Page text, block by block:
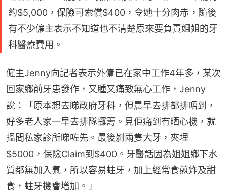
約$5,000，保險可索償$400，令她十分肉赤，隨後
有不少僱主表示不知道也不清楚原來要負責姐姐的牙
科醫療費用。
僱主Jenny向記者表示外傭已在家中工作4年多，某次
回家鄉前牙患發作，又腫又痛致無心工作，Jenny
說：「原本想去睇政府牙科，但晨早去排都排唔到，
好多老人家一早去排隊攞籌。見佢痛到冇晒心機，就
搵間私家診所睇咗先。最後剝兩隻大牙，夾埋
$5000，保險Claim到$400。牙醫話因為姐姐鄉下水
質都無加入氟，所以容易蛀牙，加上經常食煎炸及甜
食，蛀牙機會增加。」